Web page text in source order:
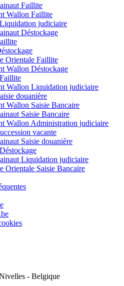
Faillite
Wallon Faillite
judiciaire
Déstockage
Orientale Faillite
Wallon Déstockage
Wallon Liquidation judiciaire
douanière
Wallon Saisie Bancaire
Saisie Bancaire
Wallon Administration judiciaire
vacante
Saisie douanière
Liquidation judiciaire
Orientale Saisie Bancaire
- Belgique